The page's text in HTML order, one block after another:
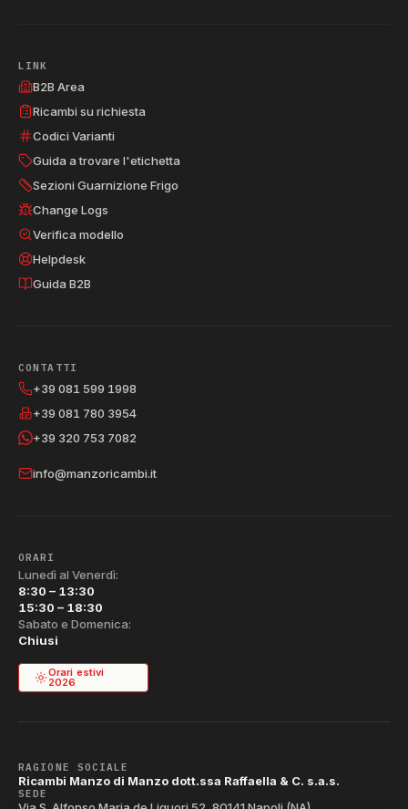
LINK
B2B Area
Ricambi su richiesta
Codici Varianti
Guida a trovare l'etichetta
Sezioni Guarnizione Frigo
Change Logs
Verifica modello
Helpdesk
Guida B2B
CONTATTI
+39 081 599 1998
+39 081 780 3954
+39 320 753 7082
info@manzoricambi.it
ORARI
Lunedì al Venerdì:
8:30 – 13:30
15:30 – 18:30
Sabato e Domenica:
Chiusi
Orari estivi
2026
RAGIONE SOCIALE
Ricambi Manzo di Manzo dott.ssa Raffaella & C. s.a.s.
SEDE